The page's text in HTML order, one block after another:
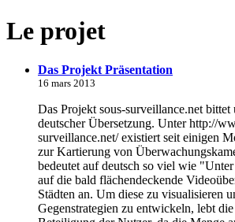
Le projet
Das Projekt Präsentation
16 mars 2013
Das Projekt sous-surveillance.net
deutscher Übersetzung. Unter http://
surveillance.net/ existiert seit einigen
zur Kartierung von
bedeutet auf deutsch so viel wie
auf die bald flächendeckende
Städten an. Um diese zu visualisieren
Gegenstrategien zu entwickeln, lebt